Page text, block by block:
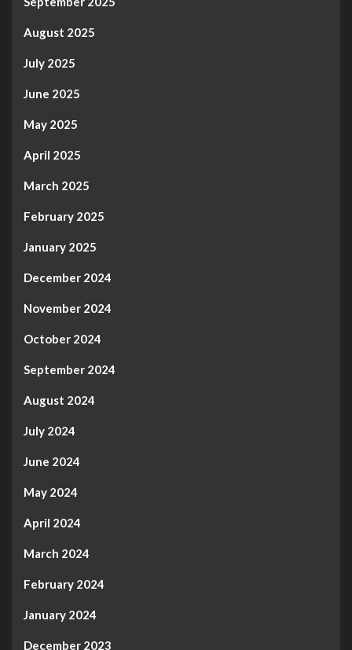
August 2025
July 2025
June 2025
May 2025
April 2025
March 2025
February 2025
January 2025
December 2024
November 2024
October 2024
September 2024
August 2024
July 2024
June 2024
May 2024
April 2024
March 2024
February 2024
January 2024
December 2023